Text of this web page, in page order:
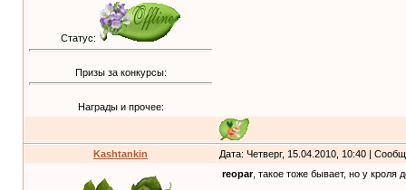
Статус:
Призы за конкурсы:
Награды и прочее:
Kashtankin Дата: Четверг, 15.04.2010, 10:40 |
reopar, такое тоже бывает, но у кроля